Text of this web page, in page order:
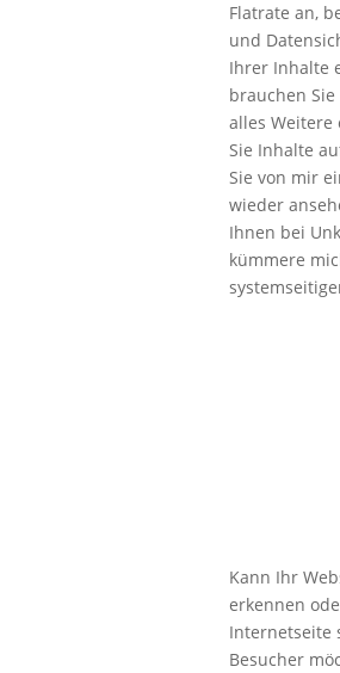
Flatrate an,
und
Ihrer Inhalte
brauchen
alles Weitere
Sie Inhalte
Sie von mir
wieder
Ihnen bei
kümmere
Kann Ihr
erkennen
Internetseite
Besucher